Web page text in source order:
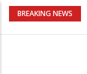
BREAKING NEWS